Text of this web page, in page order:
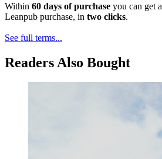
Within 60 days of purchase you can get a
Leanpub purchase, in two clicks.
See full terms...
Readers Also Bought